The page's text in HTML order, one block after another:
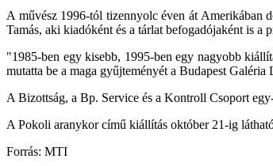
A művész 1996-tól tizennyolc éven át Amerikában
Tamás, aki kiadóként és a tárlat befogadójaként is a
"1985-ben egy kisebb, 1995-ben egy nagyobb
mutatta be a maga gyűjteményét a Budapest
A Bizottság, a Bp. Service és a Kontroll Csoport
A Pokoli aranykor című kiállítás október 21-ig
Forrás: MTI